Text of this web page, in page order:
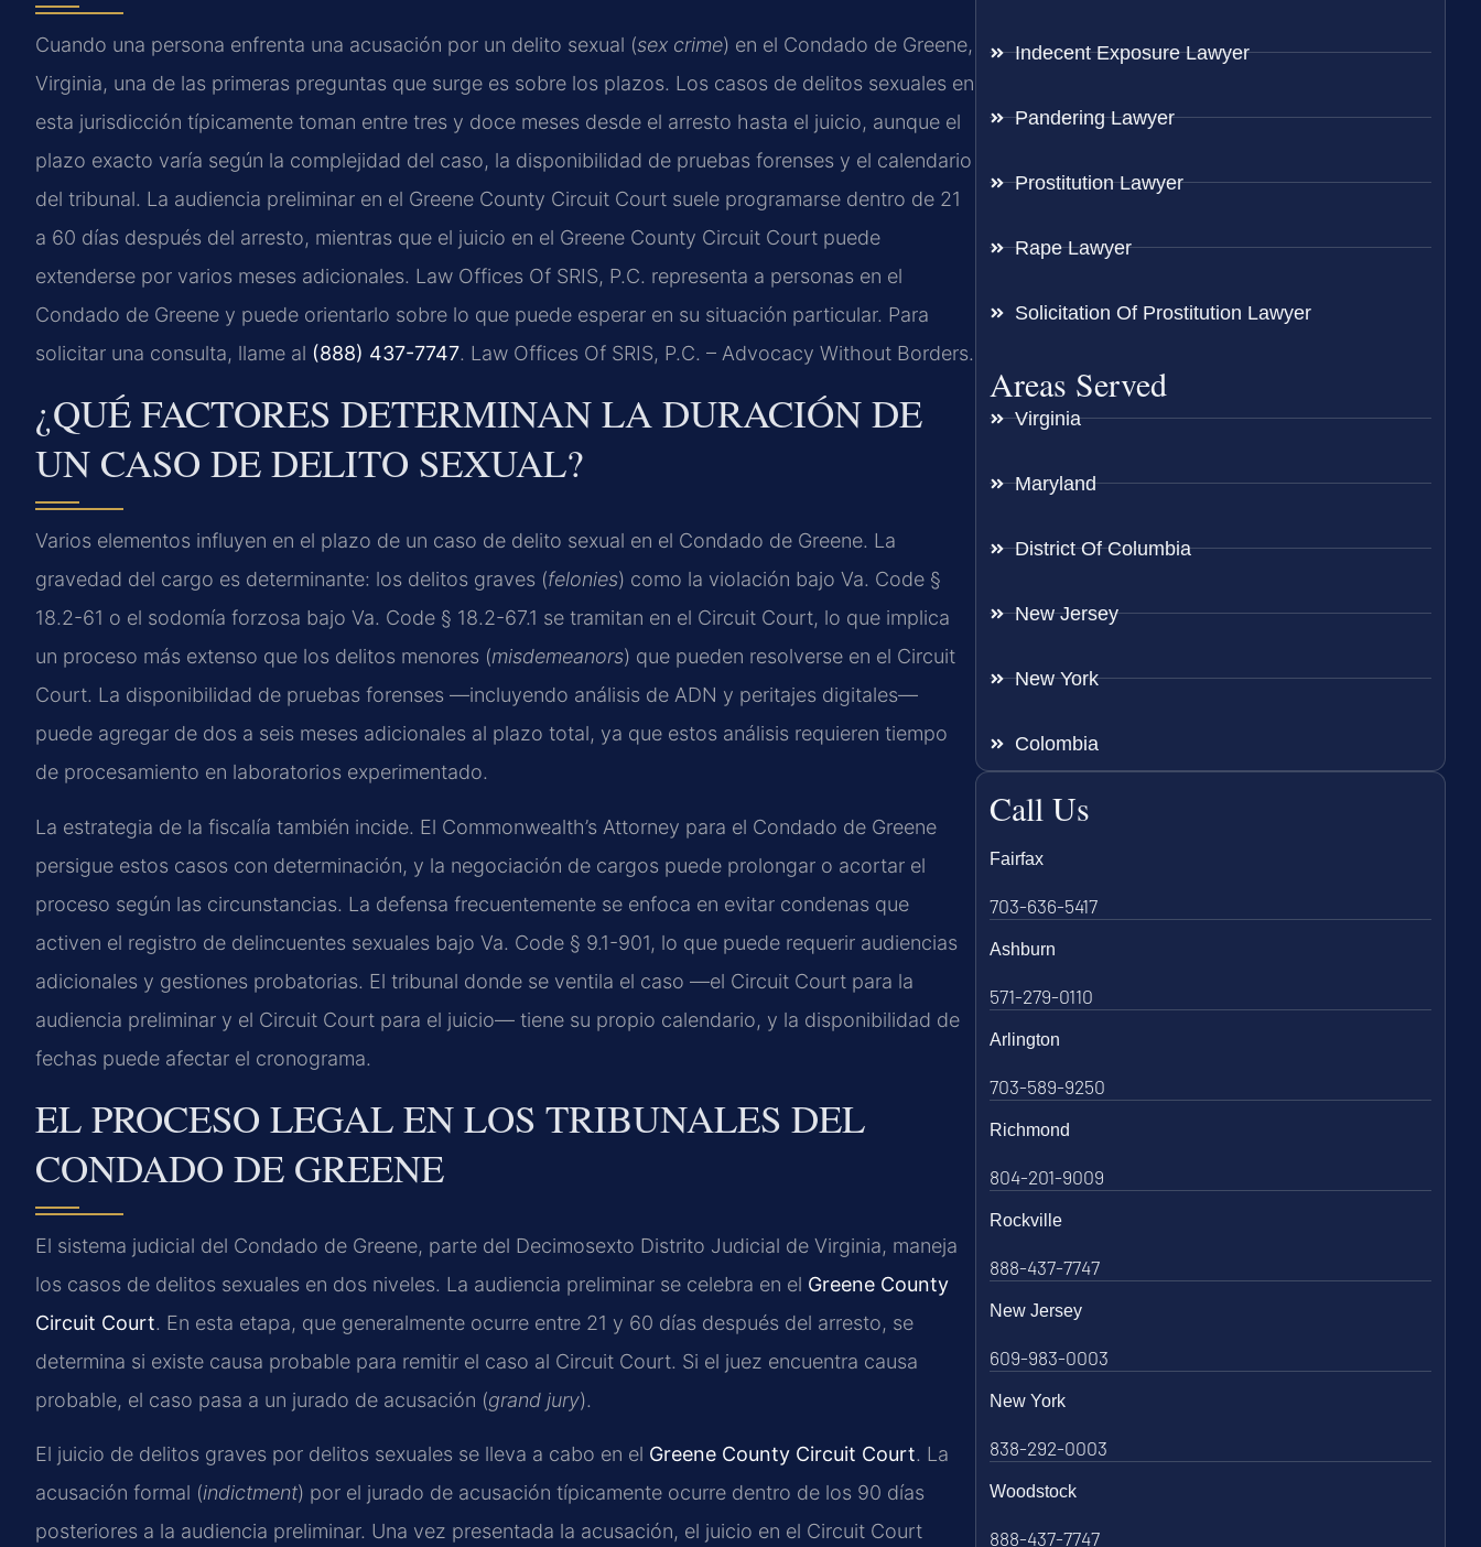
Cuando una persona enfrenta una acusación por un delito sexual (sex crime) en el Condado de Greene,
Virginia, una de las primeras preguntas que surge es sobre los plazos. Los casos de delitos sexuales en
esta jurisdicción típicamente toman entre tres y doce meses desde el arresto hasta el juicio, aunque el
plazo exacto varía según la complejidad del caso, la disponibilidad de pruebas forenses y el calendario
del tribunal. La audiencia preliminar en el Greene County Circuit Court suele programarse dentro de 21
a 60 días después del arresto, mientras que el juicio en el Greene County Circuit Court puede
extenderse por varios meses adicionales. Law Offices Of SRIS, P.C. representa a personas en el
Condado de Greene y puede orientarlo sobre lo que puede esperar en su situación particular. Para
solicitar una consulta, llame al (888) 437-7747. Law Offices Of SRIS, P.C. – Advocacy Without Borders.
¿QUÉ FACTORES DETERMINAN LA DURACIÓN DE
UN CASO DE DELITO SEXUAL?
Varios elementos influyen en el plazo de un caso de delito sexual en el Condado de Greene. La
gravedad del cargo es determinante: los delitos graves (felonies) como la violación bajo Va. Code §
18.2-61 o el sodomía forzosa bajo Va. Code § 18.2-67.1 se tramitan en el Circuit Court, lo que implica
un proceso más extenso que los delitos menores (misdemeanors) que pueden resolverse en el Circuit
Court. La disponibilidad de pruebas forenses —incluyendo análisis de ADN y peritajes digitales—
puede agregar de dos a seis meses adicionales al plazo total, ya que estos análisis requieren tiempo
de procesamiento en laboratorios experimentado.
La estrategia de la fiscalía también incide. El Commonwealth’s Attorney para el Condado de Greene
persigue estos casos con determinación, y la negociación de cargos puede prolongar o acortar el
proceso según las circunstancias. La defensa frecuentemente se enfoca en evitar condenas que
activen el registro de delincuentes sexuales bajo Va. Code § 9.1-901, lo que puede requerir audiencias
adicionales y gestiones probatorias. El tribunal donde se ventila el caso —el Circuit Court para la
audiencia preliminar y el Circuit Court para el juicio— tiene su propio calendario, y la disponibilidad de
fechas puede afectar el cronograma.
EL PROCESO LEGAL EN LOS TRIBUNALES DEL
CONDADO DE GREENE
El sistema judicial del Condado de Greene, parte del Decimosexto Distrito Judicial de Virginia, maneja
los casos de delitos sexuales en dos niveles. La audiencia preliminar se celebra en el Greene County
Circuit Court. En esta etapa, que generalmente ocurre entre 21 y 60 días después del arresto, se
determina si existe causa probable para remitir el caso al Circuit Court. Si el juez encuentra causa
probable, el caso pasa a un jurado de acusación (grand jury).
El juicio de delitos graves por delitos sexuales se lleva a cabo en el Greene County Circuit Court. La
acusación formal (indictment) por el jurado de acusación típicamente ocurre dentro de los 90 días
posteriores a la audiencia preliminar. Una vez presentada la acusación, el juicio en el Circuit Court
Indecent Exposure Lawyer
Pandering Lawyer
Prostitution Lawyer
Rape Lawyer
Solicitation Of Prostitution Lawyer
Areas Served
Virginia
Maryland
District Of Columbia
New Jersey
New York
Colombia
Call Us
Fairfax
703-636-5417
Ashburn
571-279-0110
Arlington
703-589-9250
Richmond
804-201-9009
Rockville
888-437-7747
New Jersey
609-983-0003
New York
838-292-0003
Woodstock
888-437-7747